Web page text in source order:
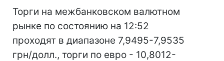
Торги на межбанковском валютном
рынке по состоянию на 12:52
проходят в диапазоне 7,9495-7,9535
грн/долл., торги по евро - 10,8012-